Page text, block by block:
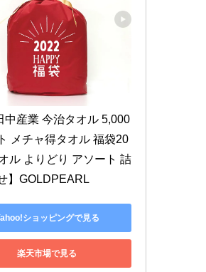
中産業 今治タオル 5,000
メチャ得タオル 福袋20
ル よりどり アソート 詰
】GOLDPEARL
ショッピングで見る
楽天市場で見る